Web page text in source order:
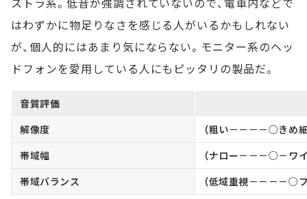
はわずかに物足りなさを感じる人がいるかもしれない
が、個人的にはあまり気にならない。モニター系のヘッ
ドフォンを愛用している人にもピッタリの製品だ。
音質評価
解像度
（粗い－－－－○きめ
帯域幅
（ナロー－－－○－ワ
帯域バランス
（低域重視－－－－○